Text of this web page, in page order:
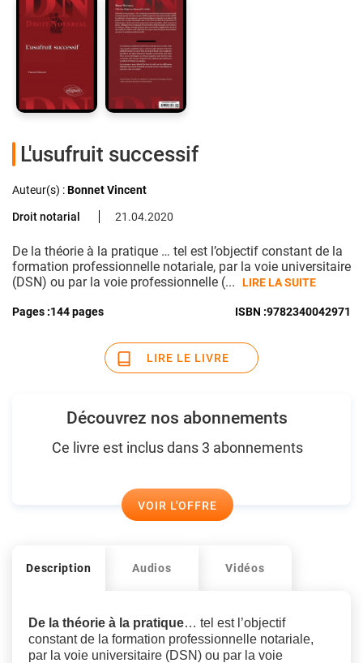
L'usufruit successif
Auteur(s) :Bonnet Vincent
Droit notarial 21.04.2020
De la théorie à la pratique … tel est l’objectif constant de la
formation professionnelle notariale, par la voie universitaire
(DSN) ou par la voie professionnelle (...
LIRE LA SUITE
Pages :144 pages ISBN :9782340042971
LIRE LE LIVRE
Découvrez nos abonnements
Ce livre est inclus dans 3 abonnements
VOIR L'OFFRE
Vidéos
Audios
Description
De la théorie à la pratique… tel est l’objectif
constant de la formation professionnelle notariale,
par la voie universitaire (DSN) ou par la voie